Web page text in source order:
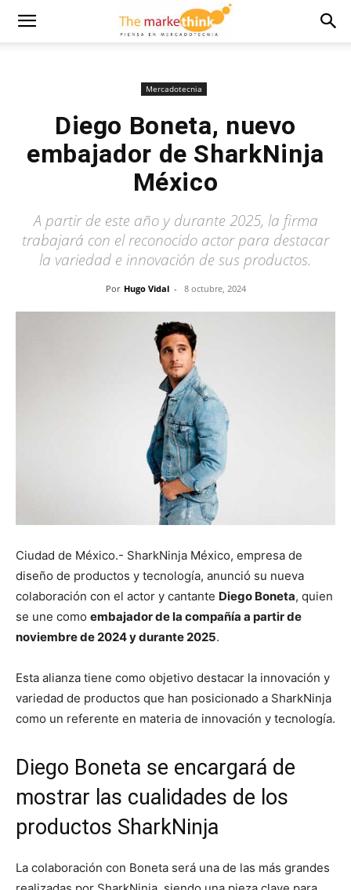
Mercadotecnia
Diego Boneta, nuevo
embajador de SharkNinja
México
A partir de este año y durante 2025, la firma
trabajará con el reconocido actor para destacar
la variedad e innovación de sus productos.
Por Hugo Vidal - 8 octubre, 2024
Ciudad de México.- SharkNinja México, empresa de
diseño de productos y tecnología, anunció su nueva
colaboración con el actor y cantante Diego Boneta, quien
se une como embajador de la compañía a partir de
noviembre de 2024 y durante 2025.
Esta alianza tiene como objetivo destacar la innovación y
variedad de productos que han posicionado a SharkNinja
como un referente en materia de innovación y tecnología.
Diego Boneta se encargará de
mostrar las cualidades de los
productos SharkNinja
La colaboración con Boneta será una de las más grandes